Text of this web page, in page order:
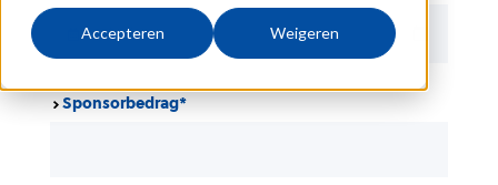
Accepteren Weigeren
Sponsorbedrag*